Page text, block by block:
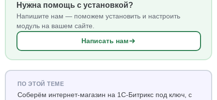
Нужна помощь с установкой?
Напишите нам — поможем установить и настроить
модуль на вашем сайте.
Написать нам
ПО ЭТОЙ ТЕМЕ
Соберём интернет-магазин на 1С-Битрикс под ключ, с